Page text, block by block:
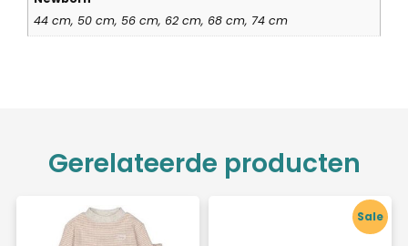
44 cm, 50 cm, 56 cm, 62 cm, 68 cm, 74 cm
Gerelateerde producten
Sale